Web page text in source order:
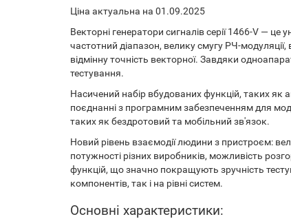
Ціна актуальна на 01.09.2025
Векторні генератори сигналів серії 1466-V —
частотний діапазон, велику смугу РЧ-
відмінну точність векторної. Завдяки
тестування.
Насичений набір вбудованих функцій, таких як
поєднанні з програмним забезпеченням для
таких як бездротовий та мобільний зв'язок.
Новий рівень взаємодії людини з пристроєм:
потужності різних виробників, можливість
функцій, що значно покращують зручність
компонентів, так і на рівні систем.
Основні характеристики: